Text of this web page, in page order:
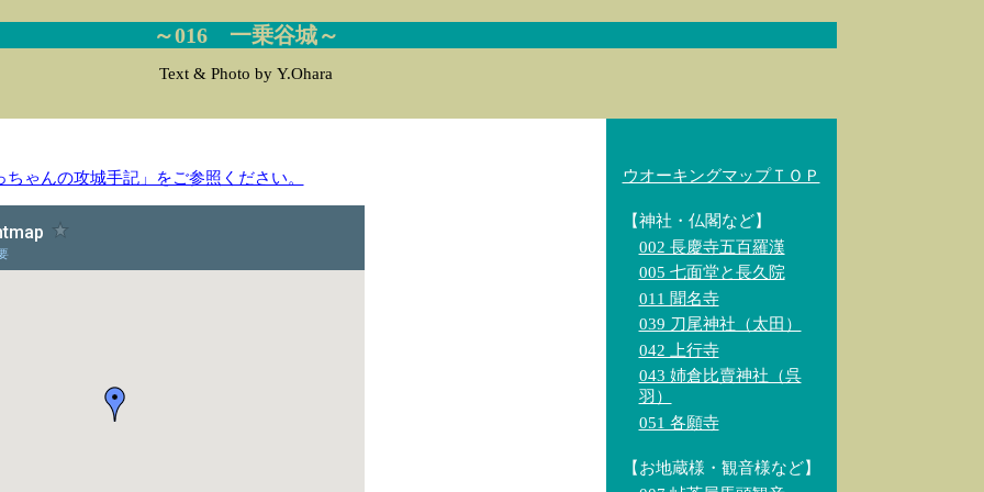
～016 一乗谷城～
Text & Photo by Y.Ohara
ちゃんの攻城手記」をご参照ください。 ウオーキングマップＴＯＰ
【神社・仏閣など】
002 長慶寺五百羅漢
005 七面堂と長久院
011 聞名寺
039 刀尾神社（太田）
042 上行寺
043 姉倉比賣神社（呉
羽）
051 各願寺
【お地蔵様・観音様など】